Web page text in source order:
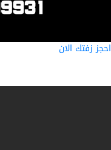
زفتك الان